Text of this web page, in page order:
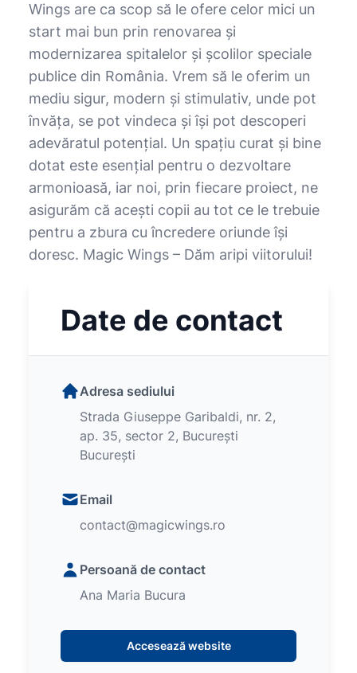
Wings are ca scop să le ofere celor mici un
start mai bun prin renovarea și
modernizarea spitalelor și școlilor speciale
publice din România. Vrem să le oferim un
mediu sigur, modern și stimulativ, unde pot
învăța, se pot vindeca și își pot descoperi
adevăratul potențial. Un spațiu curat și bine
dotat este esențial pentru o dezvoltare
armonioasă, iar noi, prin fiecare proiect, ne
asigurăm că acești copii au tot ce le trebuie
pentru a zbura cu încredere oriunde își
doresc. Magic Wings – Dăm aripi viitorului!
Date de contact
Adresa sediului
Strada Giuseppe Garibaldi, nr. 2,
ap. 35, sector 2, București
București
Email
contact@magicwings.ro
Persoană de contact
Ana Maria Bucura
Accesează website